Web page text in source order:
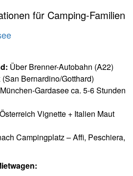
für Camping-Familien
Über Brenner-Autobahn (A22)
Bernardino/Gotthard)
München-Gardasee ca. 5-6 Stunden
Österreich Vignette + Italien Maut
Campingplatz – Affi, Peschiera,